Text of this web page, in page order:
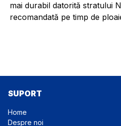
mai durabil datorită stratului
recomandată pe timp de
SUPORT
Home
Despre noi